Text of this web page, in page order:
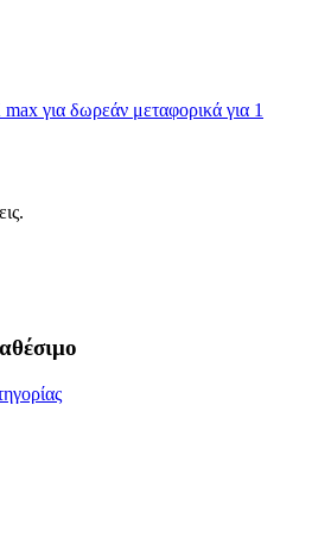
για δωρεάν μεταφορικά για 1